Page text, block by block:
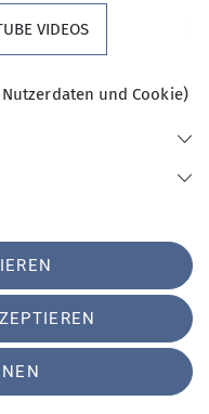
die „neue“
VIDEOS
und Cookie)